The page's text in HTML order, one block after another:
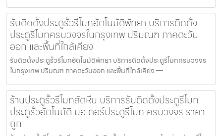
รับติดตั้งประตูรั้วรีโมทอัตโนมัติพัทยา บริการติดตั้ง
ประตูรีโมทครบวงจรในกรุงเทพ ปริมณฑ ภาคตะวัน
ออก และพื้นที่ใกล้เคียง
รับติดตั้งประตูรั้วรีโมทอัตโนมัติพัทยา บริการติดตั้งประตูรีโมทครบวงจร
ในกรุงเทพ ปริมณฑ ภาคตะวันออก และพื้นที่ใกล้เคียง —
ร้านประตูรั้วรีโมทสัตหีบ บริการรับติดตั้งประตูรีโมท
ประตูรั้วอัตโนมัติ มอเตอร์ประตูรีโมท ครบวงจร ราคา
ถูก